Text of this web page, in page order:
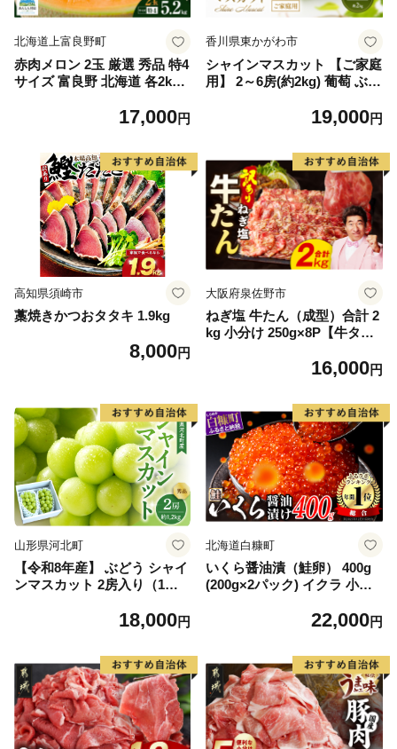
北海道上富良野町
赤肉メロン 2玉 厳選 秀品 特4
サイズ 富良野 北海道 各2kg
富良野 メロン めろん 果物 く
17,000円
香川県東かがわ市
シャインマスカット 【ご家庭
用】 2～6房(約2kg) 葡萄 ぶど
もの 果実 旬の果物 旬のフル
19,000円
高知県須崎市
藁焼きかつおタタキ 1.9kg
8,000円
大阪府泉佐野市
ねぎ塩 牛たん（成型）合計 2
kg 小分け 250g×8P【牛タン
16,000円
山形県河北町
【令和8年産】 ぶどう シャイ
ンマスカット 2房入り（1房6
産【山形eLab】 ka074-023-r
18,000円
北海道白糠町
いくら醤油漬（鮭卵） 400g
(200g×2パック) イクラ 小分
くら醤油漬け 鮭 鮭卵 ikura
大好評品 北海道 白糠町
22,000円